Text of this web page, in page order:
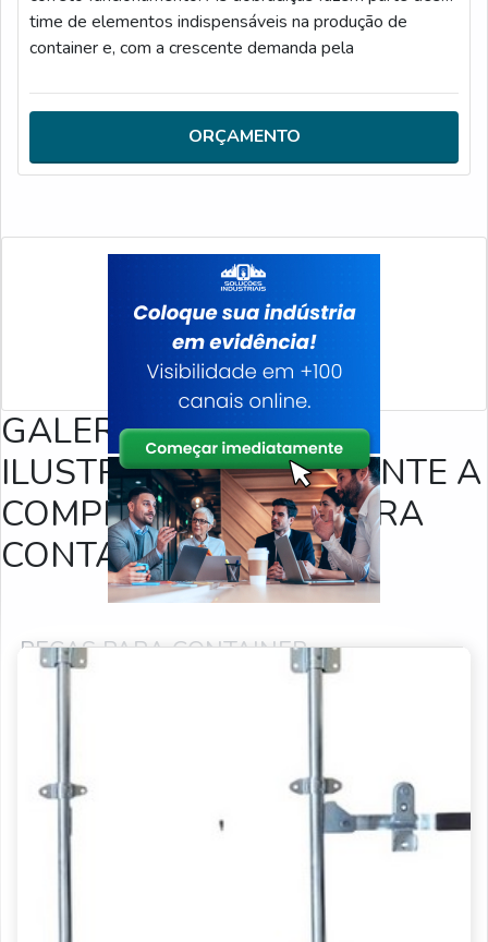
time de elementos indispensáveis na produção de
container e, com a crescente demanda pela
indústria. MAIS DETALHES ACERCA DO PRODUTOA
empresa disponibiliza ao mercado uma vasta gama de
dobradiças, as quais proporcionam uma série de possi
ORÇAMENTO
PEÇAS PARA CONTAINER
PRODUTOS RELACIONADOS
Fechadura para container
Peças para container
Trava de segurança para container
GALERIA DE IMAGENS
ILUSTRATIVAS REFERENTE A
COMPRAR TRAVAS PARA
CONTAINER